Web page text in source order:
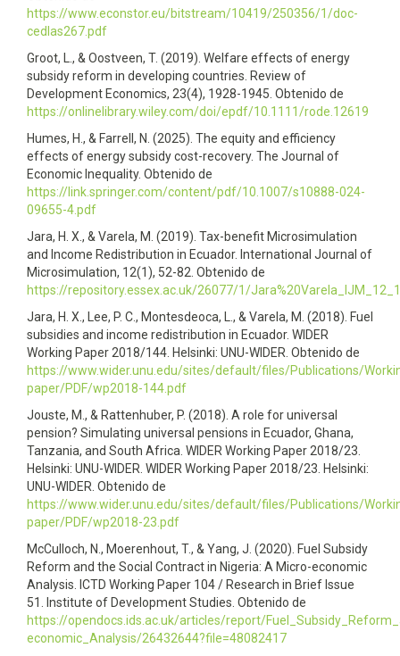
https://www.econstor.eu/bitstream/10419/250356/1/doc-
cedlas267.pdf
Groot, L., & Oostveen, T. (2019). Welfare effects of energy
subsidy reform in developing countries. Review of
Development Economics, 23(4), 1928-1945. Obtenido de
https://onlinelibrary.wiley.com/doi/epdf/10.1111/rode.12619
Humes, H., & Farrell, N. (2025). The equity and efficiency
effects of energy subsidy cost-recovery. The Journal of
Economic Inequality. Obtenido de
https://link.springer.com/content/pdf/10.1007/s10888-024-
09655-4.pdf
Jara, H. X., & Varela, M. (2019). Tax-benefit Microsimulation
and Income Redistribution in Ecuador. International Journal of
Microsimulation, 12(1), 52-82. Obtenido de
https://repository.essex.ac.uk/26077/1/
Jara, H. X., Lee, P. C., Montesdeoca, L., & Varela, M. (2018). Fuel
subsidies and income redistribution in Ecuador. WIDER
Working Paper 2018/144. Helsinki: UNU-WIDER. Obtenido de
https://www.wider.unu.edu/sites/default/files/Publications/
paper/PDF/wp2018-144.pdf
Jouste, M., & Rattenhuber, P. (2018). A role for universal
pension? Simulating universal pensions in Ecuador, Ghana,
Tanzania, and South Africa. WIDER Working Paper 2018/23.
Helsinki: UNU-WIDER. WIDER Working Paper 2018/23. Helsinki:
UNU-WIDER. Obtenido de
https://www.wider.unu.edu/sites/default/files/Publications/
paper/PDF/wp2018-23.pdf
McCulloch, N., Moerenhout, T., & Yang, J. (2020). Fuel Subsidy
Reform and the Social Contract in Nigeria: A Micro-economic
Analysis. ICTD Working Paper 104 / Research in Brief Issue
51. Institute of Development Studies. Obtenido de
https://opendocs.ids.ac.uk/articles/report/
economic_Analysis/26432644?file=48082417